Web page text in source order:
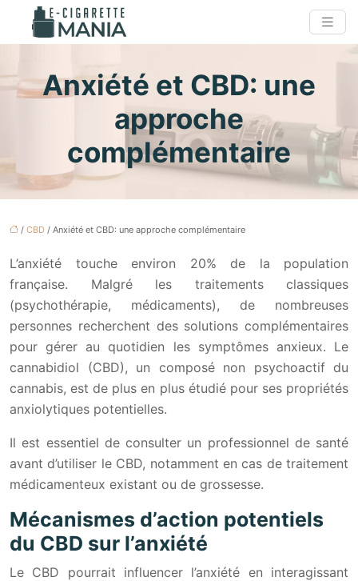
Anxiété et CBD: une
approche
complémentaire
/ CBD / Anxiété et CBD: une approche complémentaire
L’anxiété touche environ 20% de la population
française. Malgré les traitements classiques
(psychothérapie, médicaments), de nombreuses
personnes recherchent des solutions complémentaires
pour gérer au quotidien les symptômes anxieux. Le
cannabidiol (CBD), un composé non psychoactif du
cannabis, est de plus en plus étudié pour ses propriétés
anxiolytiques potentielles.
Il est essentiel de consulter un professionnel de santé
avant d’utiliser le CBD, notamment en cas de traitement
médicamenteux existant ou de grossesse.
Mécanismes d’action potentiels
du CBD sur l’anxiété
Le CBD pourrait influencer l’anxiété en interagissant